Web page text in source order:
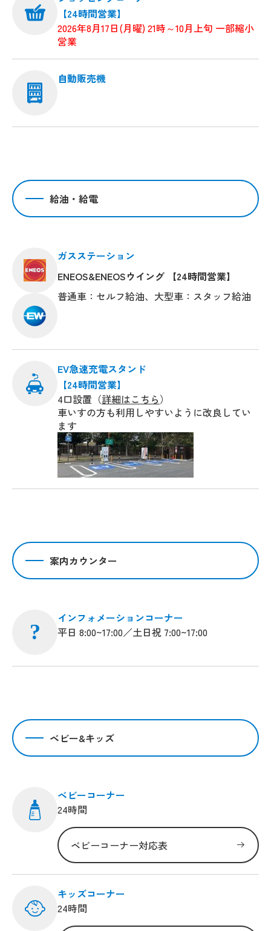
【24時間営業】
2026年8月17日(月曜) 21時～10月上旬 一部縮小
営業
自動販売機
給油・給電
ガスステーション
ENEOS&ENEOSウイング 【24時間営業】
普通車：セルフ給油、大型車：スタッフ給油
EV急速充電スタンド
【24時間営業】
4口設置（詳細はこちら）
車いすの方も利用しやすいように改良してい
ます
案内カウンター
?
インフォメーションコーナー
平日 8:00~17:00／土日祝 7:00~17:00
ベビー&キッズ
ベビーコーナー
24時間
ベビーコーナー対応表
キッズコーナー
24時間